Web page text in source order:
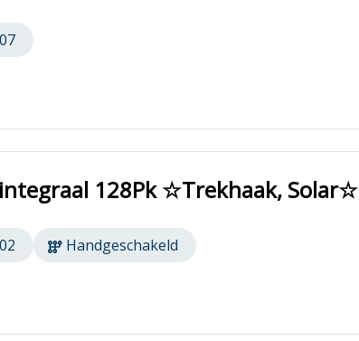
128Pk ☆Trekhaak, Solar☆
Handgeschakeld